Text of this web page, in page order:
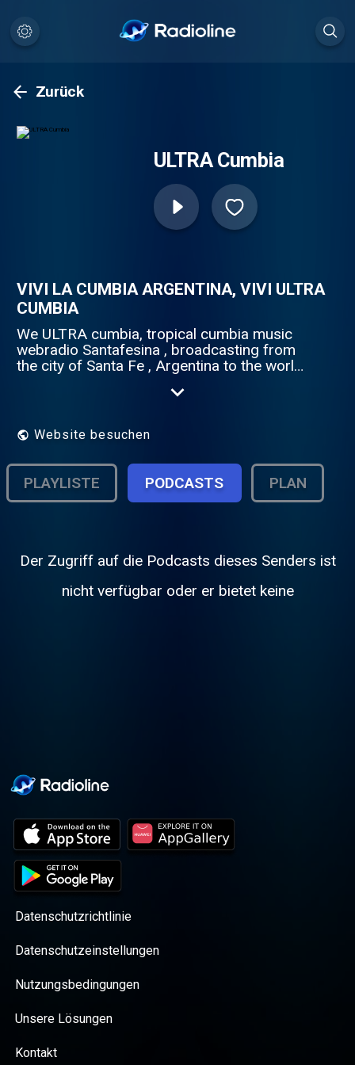
Zurück
ULTRA Cumbia
VIVI LA CUMBIA ARGENTINA, VIVI ULTRA
CUMBIA
We ULTRA cumbia, tropical cumbia music
webradio Santafesina , broadcasting from
the city of Santa Fe , Argentina to the world,
Website besuchen
PLAYLISTE PODCASTS PLAN
Der Zugriff auf die Podcasts dieses Senders ist
nicht verfügbar oder er bietet keine
Datenschutzrichtlinie
Datenschutzeinstellungen
Nutzungsbedingungen
Unsere Lösungen
Kontakt